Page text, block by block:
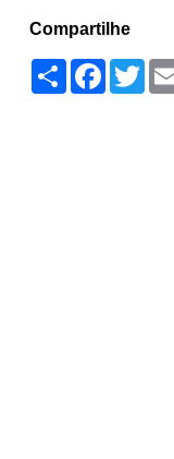
Compartilhe
Compartilhar